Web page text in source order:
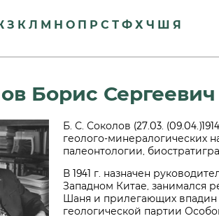
З К Л М Н О П Р С Т Ф Х Ч Ш Я
Борис Сергеевич
Б. С. Соколов (27.03.
геолого-минералогических
палеонтологии,
В 1941 г. назначен
Западном Китае, занимался
Шаня и прилегающих впадин
геологической партии